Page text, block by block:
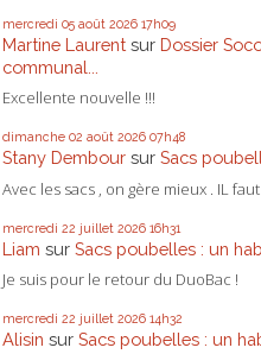
mercredi 05 août 2026 17h09
Martine Laurent sur Dossier
communal...
Excellente nouvelle !!!
dimanche 02 août 2026 07h48
Stany Dembour sur Sacs
Avec les sacs , on gère mieux . IL
mercredi 22 juillet 2026 16h31
Liam sur Sacs poubelles : un
Je suis pour le retour du DuoBac !
mercredi 22 juillet 2026 14h32
Alisin sur Sacs poubelles : un